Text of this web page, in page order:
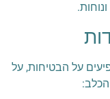
על הבטיחות, על